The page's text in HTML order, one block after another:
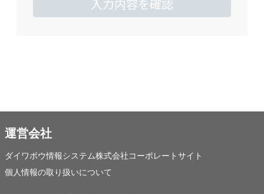
運営会社
ダイワボウ情報システム株式会社コーポレートサイト
個人情報の取り扱いについて